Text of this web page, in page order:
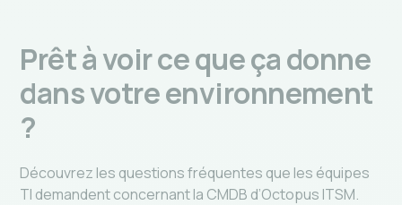
Prêt à voir ce que ça donne
dans votre environnement
?
Découvrez les questions fréquentes que les équipes
TI demandent concernant la CMDB d’Octopus ITSM.